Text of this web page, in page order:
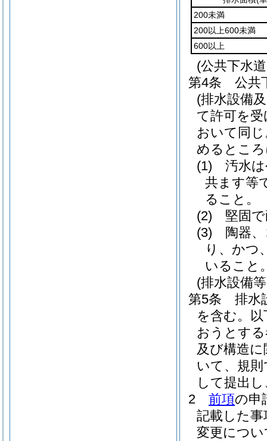
200未満
200以上600未満
600以上
(公共下水
第4条
公共
(排水設備
て許可を
おいて同じ
めるとこ
(1)
汚水
共ます等
ること。
(2)
堅固
(3)
陶器
り、かつ
いること
(排水設備
第5条
排水
を含む。
おうとす
及び構造
いて、規
して提出
2
前項の申
記載した
変更につ